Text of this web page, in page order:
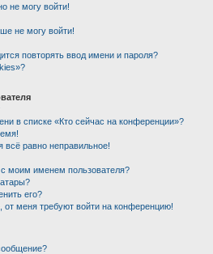
не могу войти!
не могу войти!
повторять ввод имени и пароля?
в списке «Кто сейчас на конференции»?
всё равно неправильное!
моим именем пользователя?
его?
от меня требуют войти на конференцию!